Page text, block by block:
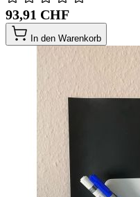
93,91 CHF
In den Warenkorb